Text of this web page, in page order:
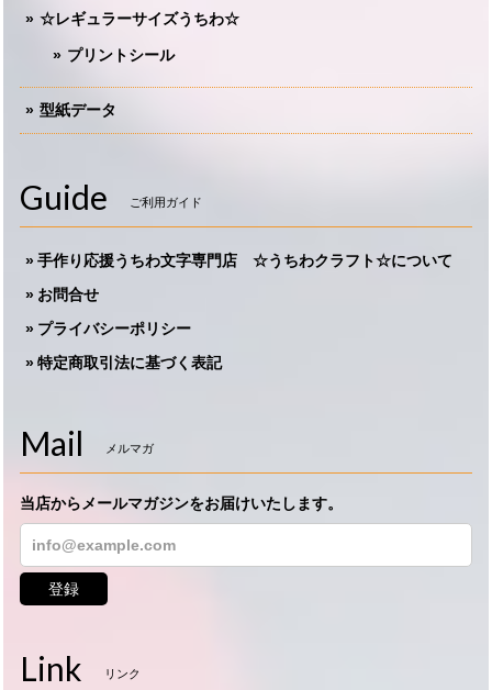
☆レギュラーサイズうちわ☆
プリントシール
型紙データ
Guide ご利用ガイド
手作り応援うちわ文字専門店 ☆うちわクラフト☆について
お問合せ
プライバシーポリシー
特定商取引法に基づく表記
Mail メルマガ
当店からメールマガジンをお届けいたします。
登録
Link リンク